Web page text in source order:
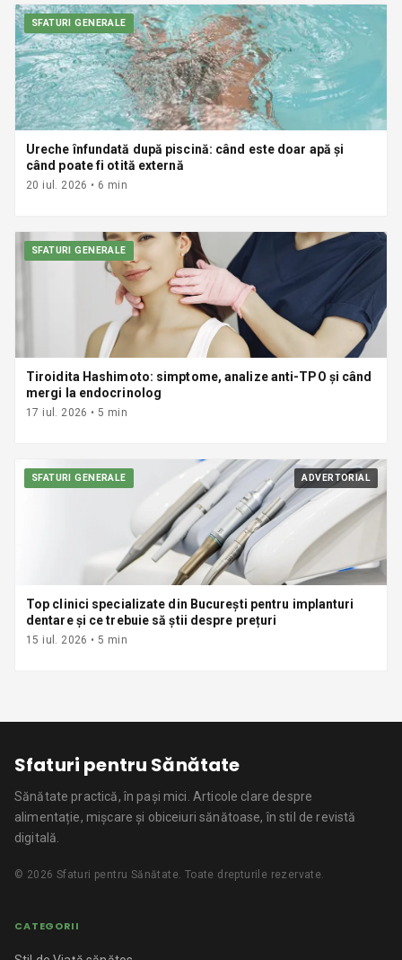
SFATURI GENERALE
Ureche înfundată după piscină: când este doar apă și
când poate fi otită externă
20 iul. 2026 • 6 min
SFATURI GENERALE
Tiroidita Hashimoto: simptome, analize anti-TPO și când
mergi la endocrinolog
17 iul. 2026 •5 min
SFATURI GENERALE ADVERTORIAL
Top clinici specializate din București pentru implanturi
dentare și ce trebuie să știi despre prețuri
15 iul. 2026 •5 min
Sfaturi pentru Sănătate
Sănătate practică, în pași mici. Articole clare despre
alimentație, mișcare și obiceiuri sănătoase, în stil de revistă
digitală.
© 2026 Sfaturi pentru Sănătate . Toate drepturile rezervate.
CATEGORII